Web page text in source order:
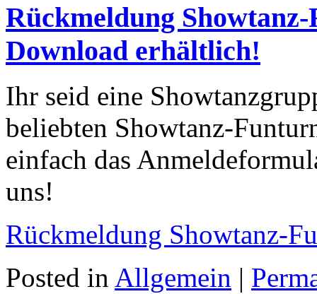
Rückmeldung
Download erhältlich!
Ihr seid eine
beliebten Showtanz-
einfach das
uns!
Rückmeldung Showtanz-
Posted in Allgemein |